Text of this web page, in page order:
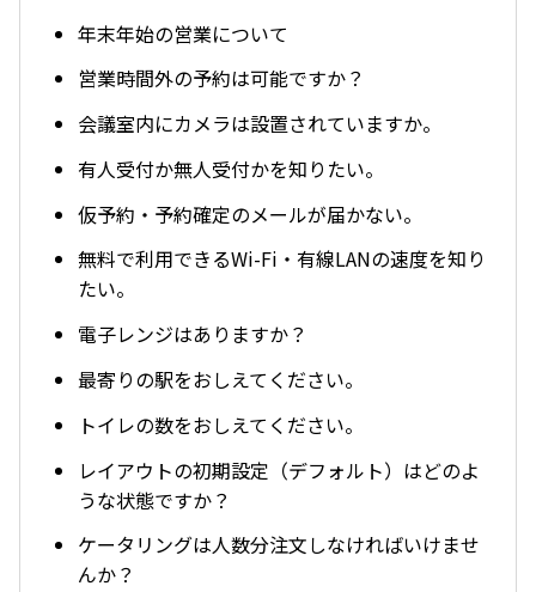
年末年始の営業について
営業時間外の予約は可能ですか？
会議室内にカメラは設置されていますか。
有人受付か無人受付かを知りたい。
仮予約・予約確定のメールが届かない。
無料で利用できるWi-Fi・有線LANの速度を知り
たい。
電子レンジはありますか？
最寄りの駅をおしえてください。
トイレの数をおしえてください。
レイアウトの初期設定（デフォルト）はどのよ
うな状態ですか？
ケータリングは人数分注文しなければいけませ
んか？